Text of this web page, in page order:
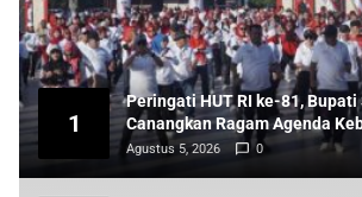
1
Peringati HUT RI ke-81,
Canangkan Ragam Agenda
Boltara
Agustus 5, 2026 0